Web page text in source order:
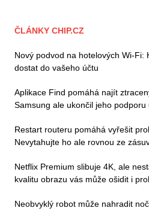
ČLÁNKY CHIP.CZ
Nový podvod na hotelových Wi-Fi:
dostat do vašeho účtu
Aplikace Find pomáhá najít
Samsung ale ukončil jeho
Restart routeru pomáhá vyřešit
Nevytahujte ho ale rovnou ze
Netflix Premium slibuje 4K, ale
kvalitu obrazu vás může ošidit i
Neobvyklý robot může nahradit